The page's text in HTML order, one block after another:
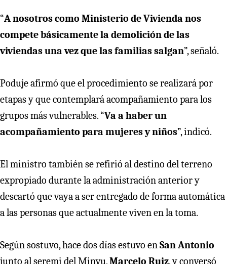
“A nosotros como Ministerio de Vivienda nos
compete básicamente la demolición de las
viviendas una vez que las familias salgan”, señaló.
Poduje afirmó que el procedimiento se realizará por
etapas y que contemplará acompañamiento para los
grupos más vulnerables. “Va a haber un
acompañamiento para mujeres y niños”, indicó.
El ministro también se refirió al destino del terreno
expropiado durante la administración anterior y
descartó que vaya a ser entregado de forma automática
a las personas que actualmente viven en la toma.
Según sostuvo, hace dos días estuvo enSan Antonio
junto al seremi del Minvu,Marcelo Ruiz, y conversó